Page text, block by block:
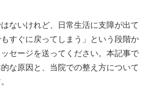
はないけれど、日常生活に支障が出て
すぐに戻ってしまう」という段階か
セージを送ってください。本記事で
な原因と、当院での整え方について